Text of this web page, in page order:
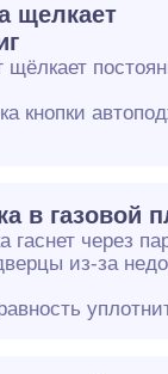
щелкает
щёлкает
кнопки
в газовой
гаснет через
из-за